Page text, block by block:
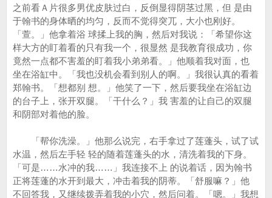
之前看Ａ片很多男优皮肤过白，反倒显得阴茎过黑，但 是由
于翰书的身体晒的均匀，反而不觉得突兀，大小也刚好。
「萱。」他拿着浴 球揉上我的胸，然后对我说：「希望你这
样大方的盯着看的只有我一个，很显然 是我教育很成功，你
竟然一点都不害羞的盯着我小弟弟看。」他顺着我对面，也
坐在浴缸中。「我也没机会看到别人的啊。」我很认真的看着
郑翰书。「想都别 想。」他笑了一下，然后要我坐在浴缸边
的台子上，张开双腿。「干什么？」我 害羞的让自己的双腿
和阴部对着他的脸。
「帮你洗澡。」他那么说完，右手拿过了莲蓬头，试了试
水温，然后左手轻 轻的随着莲蓬头的水，清洗着我的下身。
「可是……水冲的我……」我连接不上 的说着话，因为翰书
正将莲蓬的水开到最大，冲击着我的阴蒂。「舒服嘛？」他
不回答我，又继续拨弄着我的小穴，然后问着。「嗯。」我想